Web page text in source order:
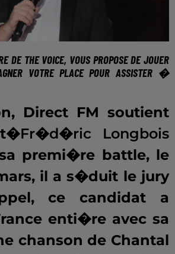
DE THE VOICE, VOUS PROPOSE DE JOUER
VOTRE PLACE POUR ASSISTER �
Direct FM soutient
Fr�d�ric Longbois
premi�re battle, le
il a s�duit le jury
ce candidat a
enti�re avec sa
chanson de Chantal